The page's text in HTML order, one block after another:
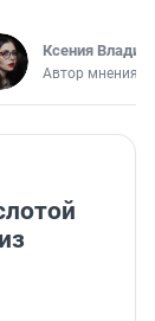
Ксения
Автор мнения